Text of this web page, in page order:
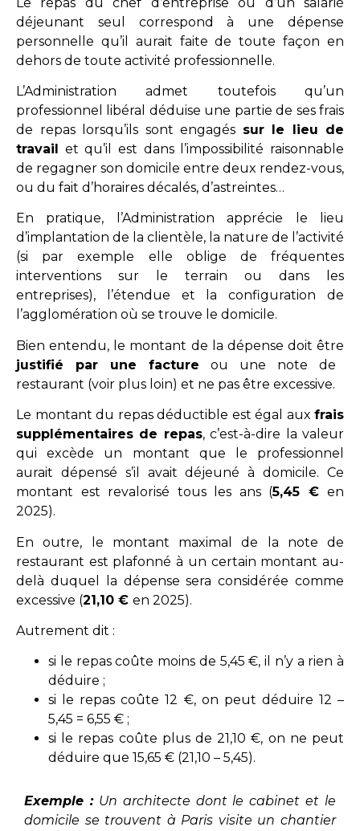
déjeunant seul correspond à une dépense
personnelle qu’il aurait faite de toute façon en
dehors de toute activité professionnelle.
L’Administration admet toutefois qu’un
professionnel libéral déduise une partie de ses frais
de repas lorsqu’ils sont engagés sur le lieu de
travail et qu’il est dans l’impossibilité raisonnable
de regagner son domicile entre deux rendez-vous,
ou du fait d’horaires décalés, d’astreintes…
En pratique, l’Administration apprécie le lieu
d’implantation de la clientèle, la nature de l’activité
(si par exemple elle oblige de fréquentes
interventions sur le terrain ou dans les
entreprises), l’étendue et la configuration de
l’agglomération où se trouve le domicile.
Bien entendu, le montant de la dépense doit être
justifié par une facture ou une note de
restaurant (voir plus loin) et ne pas être excessive.
Le montant du repas déductible est égal aux frais
supplémentaires de repas, c’est-à-dire la valeur
qui excède un montant que le professionnel
aurait dépensé s’il avait déjeuné à domicile. Ce
montant est revalorisé tous les ans (5,45 € en
2025).
En outre, le montant maximal de la note de
restaurant est plafonné à un certain montant au-
delà duquel la dépense sera considérée comme
excessive (21,10 € en 2025).
Autrement dit :
si le repas coûte moins de 5,45 €, il n’y a rien à
déduire ;
si le repas coûte 12 €, on peut déduire 12 –
5,45 = 6,55 € ;
si le repas coûte plus de 21,10 €, on ne peut
déduire que 15,65 € (21,10 – 5,45).
Exemple :Un architecte dont le cabinet et le
domicile se trouvent à Paris visite un chantier